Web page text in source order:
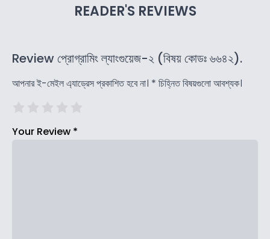
READER'S REVIEWS
Review প্রোগ্রামিং ল্যাংগুয়েজ-২ (বিষয় কোডঃ ৬৬৪২).
আপনার ই-মেইল এ্যাড্রেস প্রকাশিত হবে না। * চিহ্নিত বিষয়গুলো আবশ্যক।
Your Review *